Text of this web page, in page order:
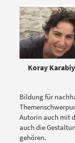
Koray
Bildung für
Autorin auch mit
auch die
gehören.